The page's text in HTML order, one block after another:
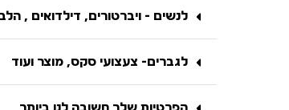
לנשים - ויברטורים, דילדואים ,
לגברים- צעצועי סקס, מוצר ועוד
הפרטיות שלך חשובה לנו ביותר